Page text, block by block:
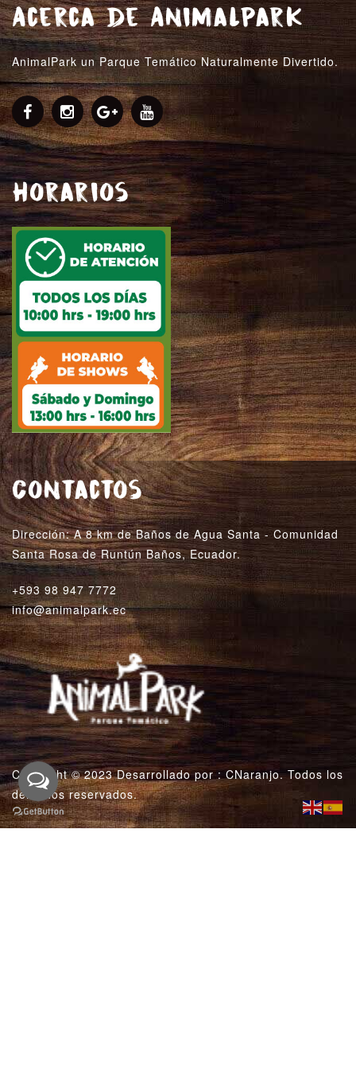
Acerca de AnimalPark
AnimalPark un Parque Temático Naturalmente Divertido.
Horarios
Contactos
Dirección: A 8 km de Baños de Agua Santa - Comunidad
Santa Rosa de Runtún Baños, Ecuador.
+593 98 947 7772
info@animalpark.ec
Copyright © 2023 Desarrollado por :CNaranjo. Todos los
derechos reservados.